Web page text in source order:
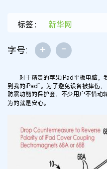
标签： 新华网
字号: + -
对于精贵的苹果iPad平板电脑，
到我的iPad”。为了避免设备被摔伤
防震功能的保护套，不少用户不惜动
为的就是安心。